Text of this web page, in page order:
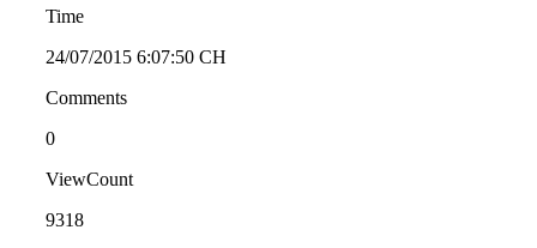
Time
24/07/2015 6:07:50 CH
Comments
0
ViewCount
9318